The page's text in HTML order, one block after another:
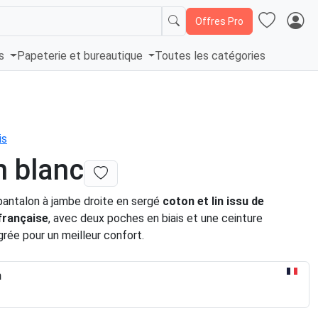
Offres Pro
Papeterie et bureautique Toutes les catégories
blanc
à jambe droite en sergé coton et lin issu de
e, avec deux poches en biais et une ceinture
pour un meilleur confort.